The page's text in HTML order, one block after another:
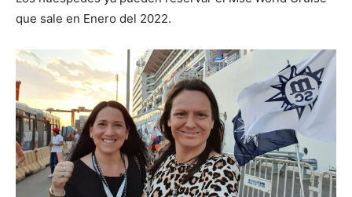
que sale en Enero del 2022.